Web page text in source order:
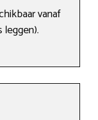
vanaf
leggen).